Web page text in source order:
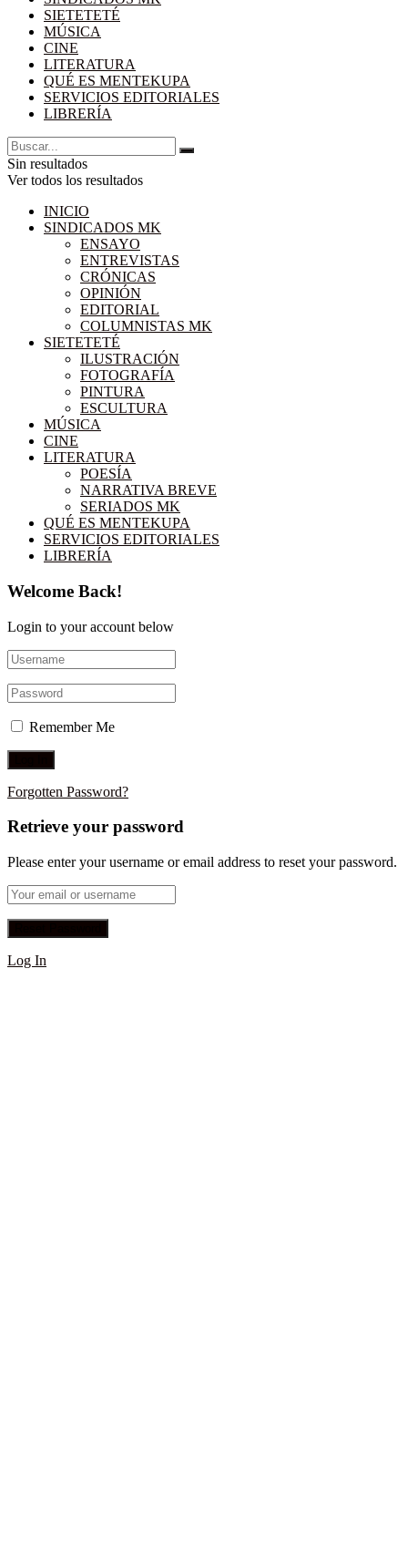
SIETETETÉ
MÚSICA
CINE
LITERATURA
QUÉ ES MENTEKUPA
SERVICIOS EDITORIALES
LIBRERÍA
Sin resultados
Ver todos los resultados
INICIO
SINDICADOS MK
ENSAYO
ENTREVISTAS
CRÓNICAS
OPINIÓN
EDITORIAL
COLUMNISTAS MK
SIETETETÉ
ILUSTRACIÓN
FOTOGRAFÍA
PINTURA
ESCULTURA
MÚSICA
CINE
LITERATURA
POESÍA
NARRATIVA BREVE
SERIADOS MK
QUÉ ES MENTEKUPA
SERVICIOS EDITORIALES
LIBRERÍA
Welcome Back!
Login to your account below
Remember Me
Forgotten Password?
Retrieve your password
Please enter your username or email address to reset your password.
Log In